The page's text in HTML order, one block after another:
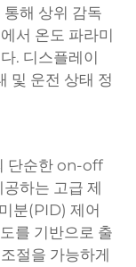
해 상위 감독
서 온도 파라미
. 디스플레이
및 운전 상태 정
단순한 on-off
하는 고급 제
분(PID) 제어
를 기반으로 출
절을 가능하게